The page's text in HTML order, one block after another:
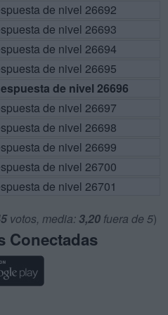
de nivel 26692
de nivel 26693
de nivel 26694
de nivel 26695
de nivel 26696
de nivel 26697
de nivel 26698
de nivel 26699
de nivel 26700
de nivel 26701
votos, media: 3,20 fuera de 5)
Conectadas